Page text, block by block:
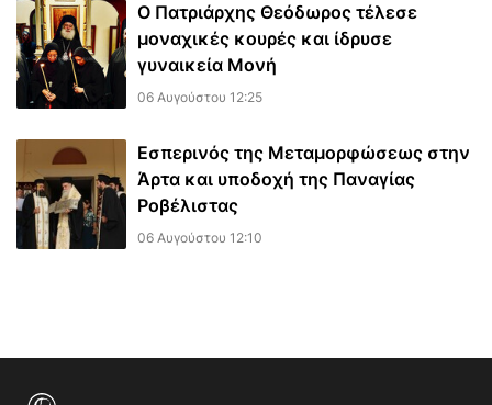
Ο Πατριάρχης Θεόδωρος τέλεσε
μοναχικές κουρές και ίδρυσε
γυναικεία Μονή
06 Αυγούστου 12:25
Εσπερινός της Μεταμορφώσεως στην
Άρτα και υποδοχή της Παναγίας
Ροβέλιστας
06 Αυγούστου 12:10